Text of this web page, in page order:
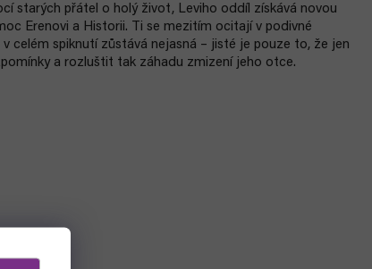
starých přátel o holý život, Leviho oddíl získává novou
Erenovi a Historii. Ti se mezitím ocitají v podivné
celém spiknutí zůstává nejasná – jisté je pouze to, že jen
a rozluštit tak záhadu zmizení jeho otce.